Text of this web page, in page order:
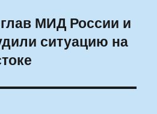
МИД России и
ситуацию на